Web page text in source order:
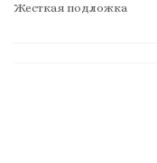
Жесткая подложка